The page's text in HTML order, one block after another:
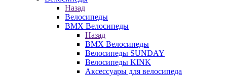
Назад
Велосипеды
BMX Велосипеды
Назад
BMX Велосипеды
Велосипеды SUNDAY
Велосипеды KINK
Аксессуары для велосипеда